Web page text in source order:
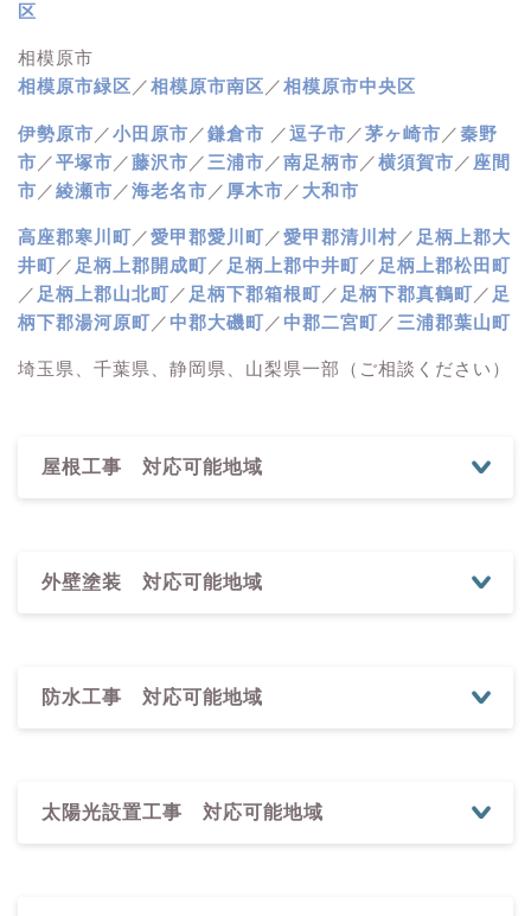
区
相模原市
相模原市緑区 ／相模原市南区 ／相模原市中央区
伊勢原市 ／小田原市 ／鎌倉市 ／逗子市 ／茅ヶ崎市 ／秦野
市 ／平塚市 ／藤沢市 ／ 三浦市 ／南足柄市 ／横須賀市 ／ 座間
市 ／綾瀬市 ／海老名市 ／ 厚木市 ／ 大和市
高座郡寒川町／愛甲郡愛川町／愛甲郡清川村 ／ 足柄上郡大
井町／ 足柄上郡開成町／ 足柄上郡中井町／ 足柄上郡松田町
／ 足柄上郡山北町／ 足柄下郡箱根町／ 足柄下郡真鶴町／ 足
柄下郡湯河原町／中郡大磯町／中郡二宮町／ 三浦郡葉山町
埼玉県、千葉県、静岡県、山梨県一部（ご相談ください）
屋根工事 対応可能地域
江戸川区 大田区 葛飾区
足立区
昭島市 あきる野市 稲城市
国立
市
町田市 三鷹市 武蔵村山市
西多摩
外壁塗装 対応可能地域
区
中野区 練馬区 港区 目黒区
防水工事 対応可能地域
太陽光設置工事 対応可能地域